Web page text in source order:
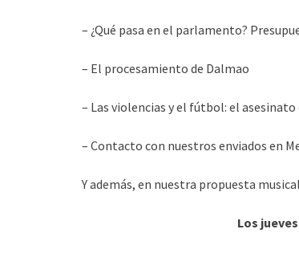
– ¿Qué pasa en el parlamento?
– El procesamiento de Dalmao
– Las violencias y el fútbol: el asesinato
– Contacto con nuestros enviados en
Y además, en nuestra propuesta
Los